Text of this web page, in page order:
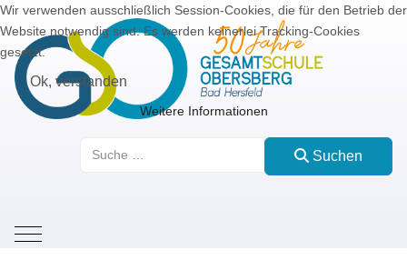
Suchen
Mobile Menu Toggle
Wir verwenden ausschließlich Session-Cookies, die für den Betrieb der
Website notwendig sind. Es werden keinerlei Tracking-Cookies
gesetzt.
Ok, verstanden
Weitere Informationen